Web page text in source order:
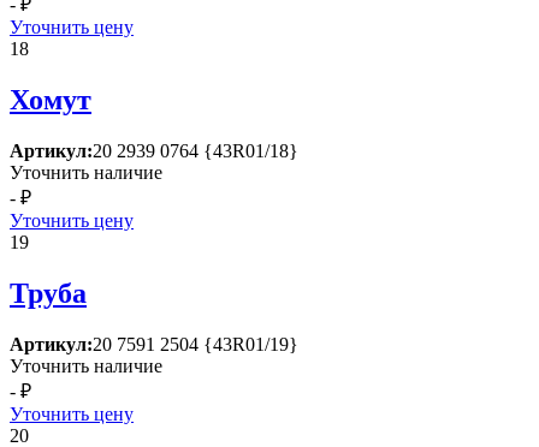
- ₽
Уточнить цену
18
Хомут
Артикул:20 2939 0764 {43R01/18}
Уточнить наличие
- ₽
Уточнить цену
19
Труба
Артикул:20 7591 2504 {43R01/19}
Уточнить наличие
- ₽
Уточнить цену
20